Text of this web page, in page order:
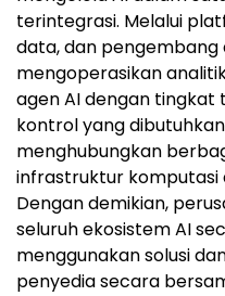
terintegrasi. Melalui
data, dan
mengoperasikan
agen AI dengan tingkat
kontrol yang
menghubungkan
infrastruktur komputasi
Dengan demikian,
seluruh ekosistem AI
menggunakan solusi
penyedia secara